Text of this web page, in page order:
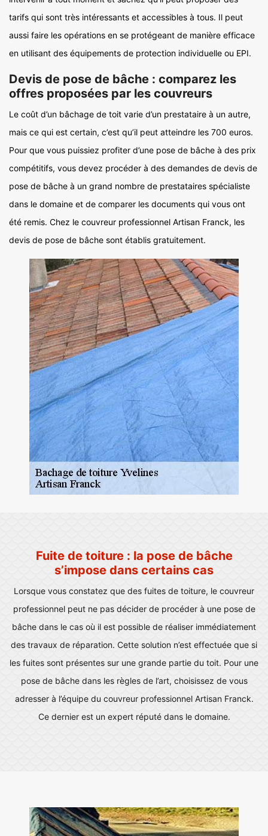
tarifs qui sont très intéressants et accessibles à tous. Il peut
aussi faire les opérations en se protégeant de manière efficace
en utilisant des équipements de protection individuelle ou EPI.
Devis de pose de bâche : comparez les
offres proposées par les couvreurs
Le coût d’un bâchage de toit varie d’un prestataire à un autre,
mais ce qui est certain, c’est qu’il peut atteindre les 700 euros.
Pour que vous puissiez profiter d’une pose de bâche à des prix
compétitifs, vous devez procéder à des demandes de devis de
pose de bâche à un grand nombre de prestataires spécialiste
dans le domaine et de comparer les documents qui vous ont
été remis. Chez le couvreur professionnel Artisan Franck, les
devis de pose de bâche sont établis gratuitement.
Fuite de toiture : la pose de bâche
s’impose dans certains cas
Lorsque vous constatez que des fuites de toiture, le couvreur
professionnel peut ne pas décider de procéder à une pose de
bâche dans le cas où il est possible de réaliser immédiatement
des travaux de réparation. Cette solution n’est effectuée que si
les fuites sont présentes sur une grande partie du toit. Pour une
pose de bâche dans les règles de l’art, choisissez de vous
adresser à l’équipe du couvreur professionnel Artisan Franck.
Ce dernier est un expert réputé dans le domaine.